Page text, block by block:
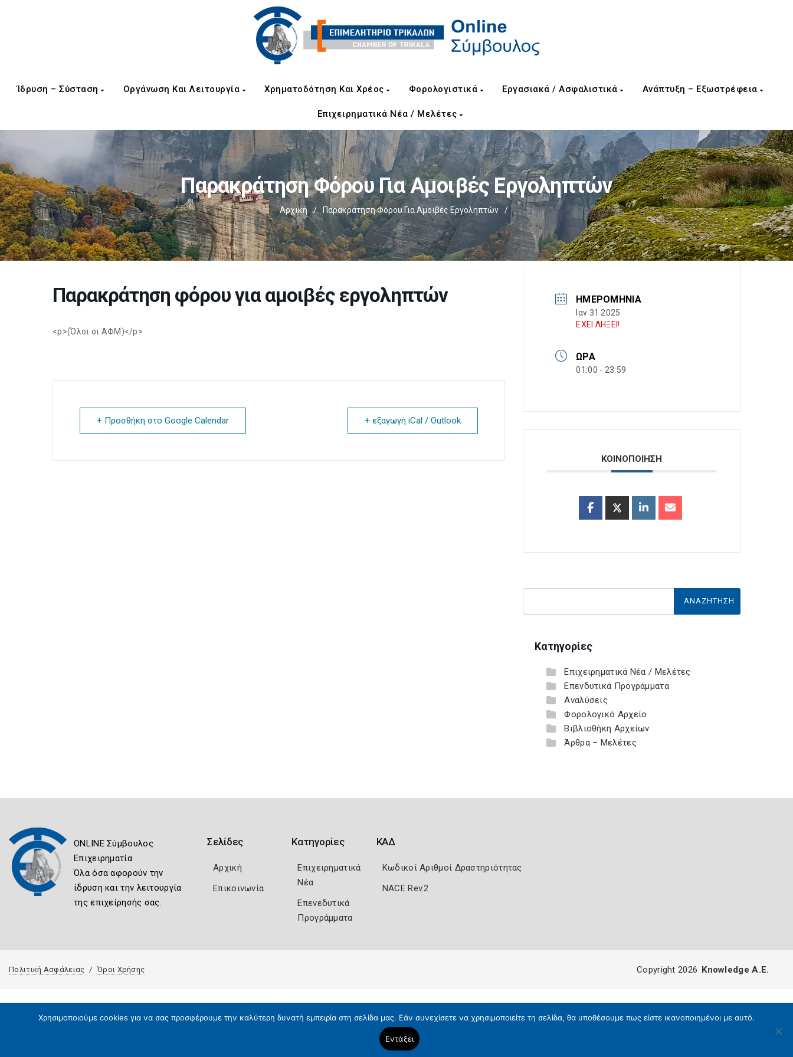
Ίδρυση – Σύσταση Οργάνωση Και Λειτουργία Χρηματοδότηση Και Χρέος Φορολογιστικά Εργασιακά / Ασφαλιστικά Ανάπτυξη – Εξωστρέφεια
Επιχειρηματικά Νέα / Μελέτες
Παρακράτηση Φόρου Για Αμοιβές Εργοληπτών
Αρχική / Παρακράτηση Φόρου Για Αμοιβές Εργοληπτών /
Παρακράτηση φόρου για αμοιβές εργοληπτών
<p>(Όλοι οι ΑΦΜ)</p>
+ Προσθήκη στο Google Calendar + εξαγωγή iCal / Outlook
ΗΜΕΡΟΜΗΝΊΑ
Ιαν 31 2025
ΕΧΕΙ ΛΗΞΕΙ!
ΏΡΑ
01:00 - 23:59
ΚΟΙΝΟΠΟΙΗΣΗ
Κατηγορίες
Επιχειρηματικά Νέα / Μελέτες
Επενδυτικά Προγράμματα
Αναλύσεις
Φορολογικό Αρχείο
Βιβλιοθήκη Αρχείων
Άρθρα – Μελέτες
ONLINE Σύμβουλος
Επιχειρηματία
Όλα όσα αφορούν την
ίδρυση και την λειτουργία
της επιχείρησής σας.
Σελίδες
Αρχική
Επικοινωνία
Κατηγορίες
Επιχειρηματικά
Νέα
Επενεδυτικά
Προγράμματα
ΚΑΔ
Κωδικοί Αριθμοί Δραστηριότητας
NACE Rev.2
Πολιτική Ασφάλειας Όροι Χρήσης
Χρησιμοποιούμε cookies για να σας προσφέρουμε την καλύτερη δυνατή εμπειρία στη σελίδα μας. Εάν συνεχίσετε να χρησιμοποιείτε τη σελίδα, θα υποθέσουμε πως είστε ικανοποιημένοι με αυτό.
Εντάξει
Copyright 2026 Knowledge A.E.